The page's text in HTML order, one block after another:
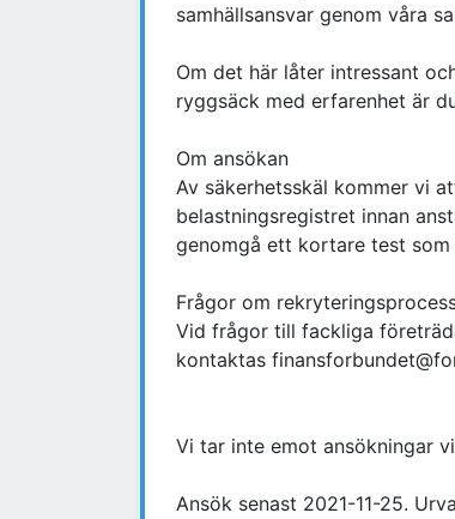
samhällsansvar genom våra
Om det här låter intressant
ryggsäck med erfarenhet är
Om ansökan
Av säkerhetsskäl kommer vi
belastningsregistret innan
genomgå ett kortare test som
Frågor om
Vid frågor till fackliga
kontaktas
Vi tar inte emot ansökningar
Ansök senast 2021-11-25.